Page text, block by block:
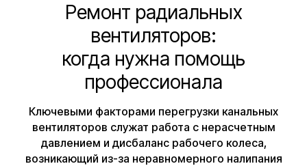
Ремонт радиальных
вентиляторов:
когда нужна помощь
профессионала
Ключевыми факторами перегрузки канальных
вентиляторов служат работа с нерасчетным
давлением и дисбаланс рабочего колеса,
возникающий из-за неравномерного налипания